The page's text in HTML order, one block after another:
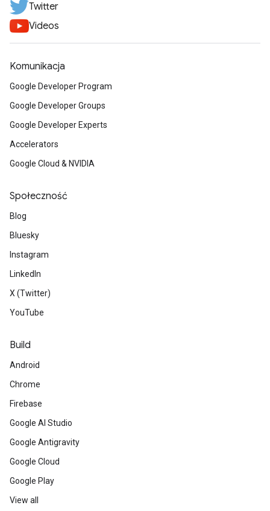
Twitter
Videos
Komunikacja
Google Developer Program
Google Developer Groups
Google Developer Experts
Accelerators
Google Cloud & NVIDIA
Społeczność
Blog
Bluesky
Instagram
LinkedIn
X (Twitter)
YouTube
Build
Android
Chrome
Firebase
Google AI Studio
Google Antigravity
Google Cloud
Google Play
View all